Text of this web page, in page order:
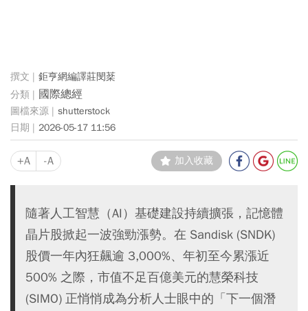
鉅亨網編譯莊閔棻
國際總經
shutterstock
2026-05-17 11:56
+A -A 加入收藏
隨著人工智慧（AI）基礎建設持續擴張，記憶體
晶片股掀起一波強勁漲勢。在 Sandisk (SNDK)
股價一年內狂飆逾 3,000%、年初至今累漲近
500% 之際，市值不足百億美元的慧榮科技
(SIMO) 正悄悄成為分析人士眼中的「下一個潛